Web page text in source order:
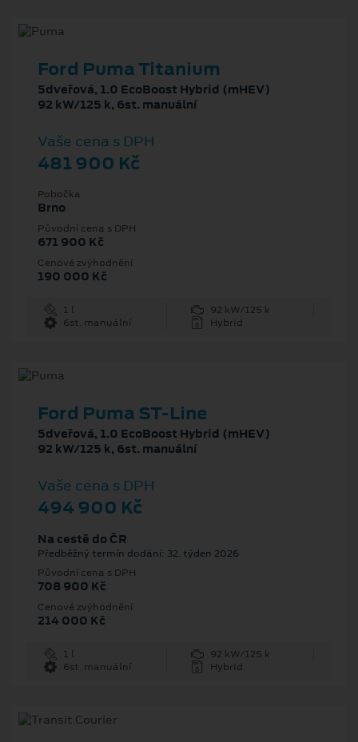
Ford Puma Titanium
5dveřová, 1.0 EcoBoost Hybrid (mHEV)
92 kW/125 k, 6st. manuální
Vaše cena s DPH
481 900 Kč
Pobočka
Brno
Původní cena s DPH
671 900 Kč
Cenové zvýhodnění
190 000 Kč
1 l
92 kW/125 k
6st. manuální
Hybrid
Ford Puma ST-Line
5dveřová, 1.0 EcoBoost Hybrid (mHEV)
92 kW/125 k, 6st. manuální
Vaše cena s DPH
494 900 Kč
Na cestě do ČR
Předběžný termín dodání: 32. týden 2026
Původní cena s DPH
708 900 Kč
Cenové zvýhodnění
214 000 Kč
1 l
92 kW/125 k
6st. manuální
Hybrid